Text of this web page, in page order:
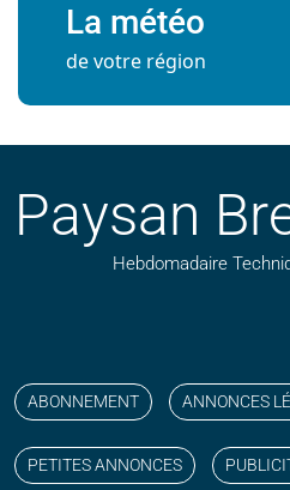
La météo
de votre région
Paysan
Hebdomadaire
ABONNEMENT ANNONCES
PETITES ANNONCES